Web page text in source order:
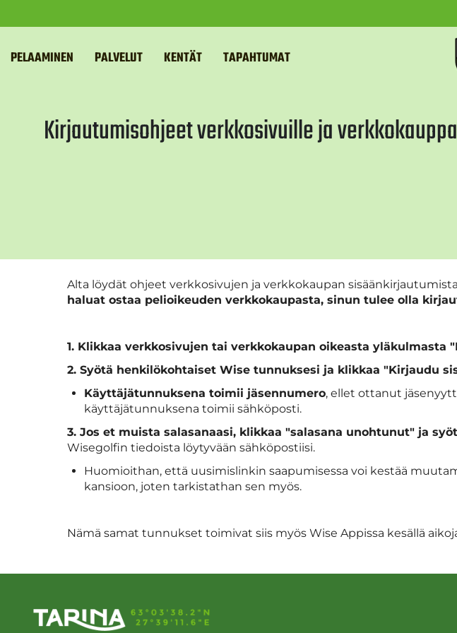
PELAAMINEN PALVELUT KENTÄT TAPAHTUMAT
Kirjautumisohjeet verkkosivuille ja
Alta löydät ohjeet verkkosivujen ja verkkokaupan
haluat ostaa pelioikeuden verkkokaupasta, sinun tulee olla
1. Klikkaa verkkosivujen tai verkkokaupan oikeasta yläkulmasta
2. Syötä henkilökohtaiset Wise tunnuksesi ja klikkaa "Kirjaudu
Käyttäjätunnuksena toimii jäsennumero, ellet ottanut
käyttäjätunnuksena toimii sähköposti.
3. Jos et muista salasanaasi, klikkaa "salasana unohtunut" ja
Wisegolfin tiedoista löytyvään sähköpostiisi.
Huomioithan, että uusimislinkin saapumisessa voi kestää
kansioon, joten tarkistathan sen myös.
Nämä samat tunnukset toimivat siis myös Wise Appissa kesällä